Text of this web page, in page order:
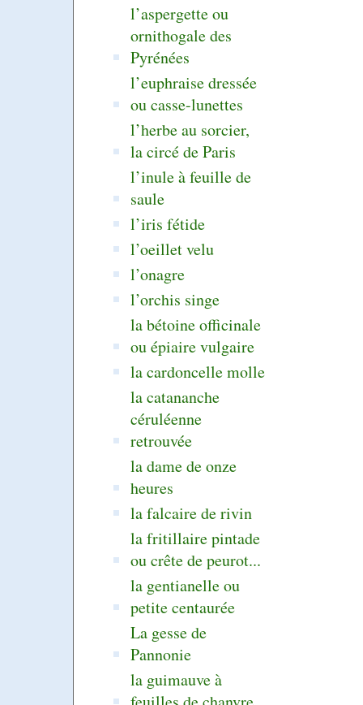
l’aspergette ou
ornithogale des
Pyrénées
l’euphraise dressée
ou casse-lunettes
l’herbe au sorcier,
la circé de Paris
l’inule à feuille de
saule
l’iris fétide
l’oeillet velu
l’onagre
l’orchis singe
la bétoine officinale
ou épiaire vulgaire
la cardoncelle molle
la catananche
céruléenne
retrouvée
la dame de onze
heures
la falcaire de rivin
la fritillaire pintade
ou crête de peurot...
la gentianelle ou
petite centaurée
La gesse de
Pannonie
la guimauve à